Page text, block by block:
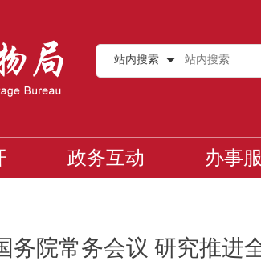
站内搜索
政务互动 办事
务院常务会议 研究推进